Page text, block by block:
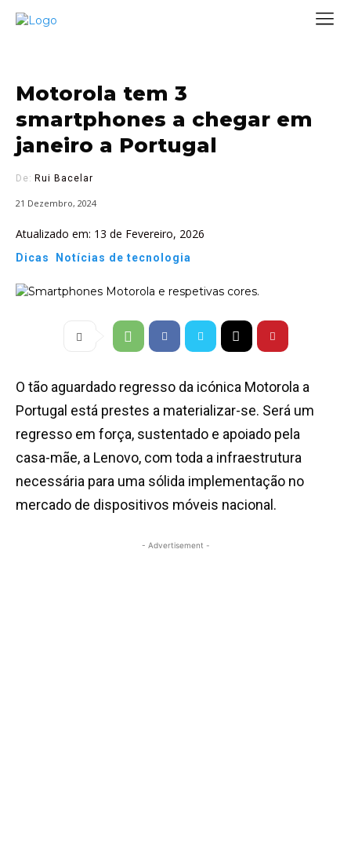
Motorola tem 3
smartphones a chegar em
janeiro a Portugal
De: Rui Bacelar
21 Dezembro, 2024
Atualizado em: 13 de Fevereiro, 2026
Dicas Notícias de tecnologia
O tão aguardado regresso da icónica Motorola a
Portugal está prestes a materializar-se. Será um
regresso em força, sustentado e apoiado pela
casa-mãe, a Lenovo, com toda a infraestrutura
necessária para uma sólida implementação no
mercado de dispositivos móveis nacional.
- Advertisement -